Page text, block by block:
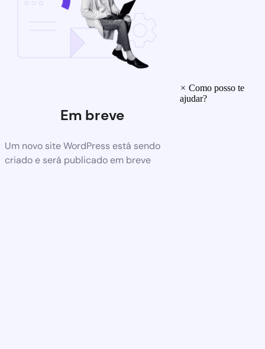
Em breve
Um novo site WordPress está sendo
criado e será publicado em breve
× Como posso te
ajudar?